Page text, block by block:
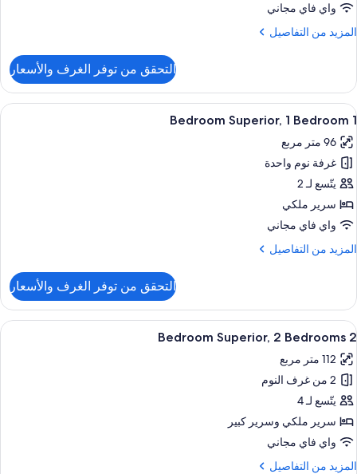
واي فاي مجاني
المزيد من التفاصيل
المزيد
بنتهاوس
التحقق من توفر الغرف والأسعار
استعراض
جميع
صور
Bedroom
Superior,
1
Bedroom
ألحفة محشوة بالريش وخزنة داخل
4 1 Bedroom Superior, 1 Bedroom
96 متر مربع
غرفة نوم واحدة
يتّسع لـ 2
سرير ملكي
واي فاي مجاني
المزيد من التفاصيل
المزيد
1
Bedroom
Superior,
Bedroom
التحقق من توفر الغرف والأسعار
استعراض
جميع
صور
2
Bedroom
Superior,
2
Bedrooms
ألحفة محشوة بالريش وخزنة داخل
4 2 Bedroom Superior, 2 Bedrooms
112 متر مربع
2 من غرف النوم
يتّسع لـ 4
سرير ملكي‫‬ وسرير كبير
واي فاي مجاني
المزيد من التفاصيل
المزيد